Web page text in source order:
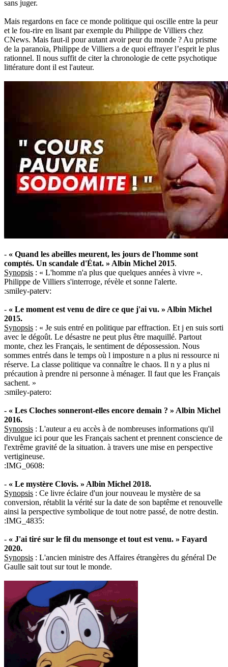
sans juger.
Mais regardons en face ce monde politique qui oscille entre la peur
et le fou-rire en lisant par exemple du Philippe de Villiers chez
CNews. Mais faut-il pour autant avoir peur du monde ? Au prisme
de la paranoïa, Philippe de Villiers a de quoi effrayer l’esprit le plus
rationnel. Il nous suffit de citer la chronologie de cette psychotique
littérature dont il est l'auteur.
- « Quand les abeilles meurent, les jours de l'homme sont
comptés. Un scandale d'État. » Albin Michel 2015.
Synopsis : « L'homme n'a plus que quelques années à vivre ».
Philippe de Villiers s'interroge, révèle et sonne l'alerte.
:smiley-paterv:
- « Le moment est venu de dire ce que j'ai vu. » Albin Michel
2015.
Synopsis : « Je suis entré en politique par effraction. Et j en suis sorti
avec le dégoût. Le désastre ne peut plus être maquillé. Partout
monte, chez les Français, le sentiment de dépossession. Nous
sommes entrés dans le temps où l imposture n a plus ni ressource ni
réserve. La classe politique va connaître le chaos. Il n y a plus ni
précaution à prendre ni personne à ménager. Il faut que les Français
sachent. »
:smiley-patero:
- « Les Cloches sonneront-elles encore demain ? » Albin Michel
2016.
Synopsis : L'auteur a eu accès à de nombreuses informations qu'il
divulgue ici pour que les Français sachent et prennent conscience de
l'extrême gravité de la situation. à travers une mise en perspective
vertigineuse.
:IMG_0608:
- « Le mystère Clovis. » Albin Michel 2018.
Synopsis : Ce livre éclaire d'un jour nouveau le mystère de sa
conversion, rétablit la vérité sur la date de son baptême et renouvelle
ainsi la perspective symbolique de tout notre passé, de notre destin.
:IMG_4835:
- « J'ai tiré sur le fil du mensonge et tout est venu. » Fayard
2020.
Synopsis : L'ancien ministre des Affaires étrangères du général De
Gaulle sait tout sur tout le monde.